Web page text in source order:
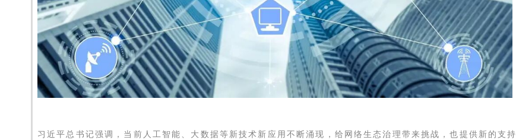
习近平总书记强调，当前人工智能、大数据等新技术新应用不断涌现，给网络生态治理带来挑战，也提供新的支持